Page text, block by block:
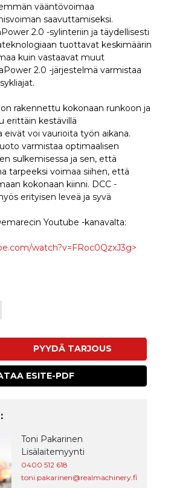
vääntövoimaa
saavuttamiseksi.
2.0 -sylinteriin ja täydellisesti
tuottavat keskimäärin
kuin vastaavat muut
2.0 -järjestelmä varmistaa
rakennettu kokonaan runkoon ja
erittäin kestävillä
eivät voi vaurioita työn aikana.
varmistaa optimaalisen
sulkemisessa ja sen, että
tarpeeksi voimaa siihen, että
kokonaan kiinni. DCC -
erityisen leveä ja syvä
Youtube -kanavalta:
watch?v=FRoc0QzxJ3g>
PYYDÄ TARJOUS
ESITE-PDF
Toni Pakarinen
Lisälaitemyynti
0400 512 618
toni.pakarinen@realmachinery.fi